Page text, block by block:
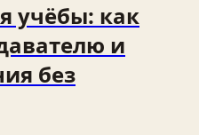
учёбы: как
и
без